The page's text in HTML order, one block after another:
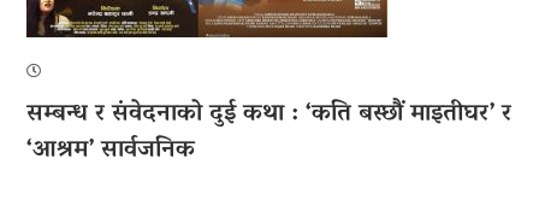
सम्बन्ध र संवेदनाको दुई कथा : ‘कति बस्छौं माइतीघर’ र
‘आश्रम’ सार्वजनिक